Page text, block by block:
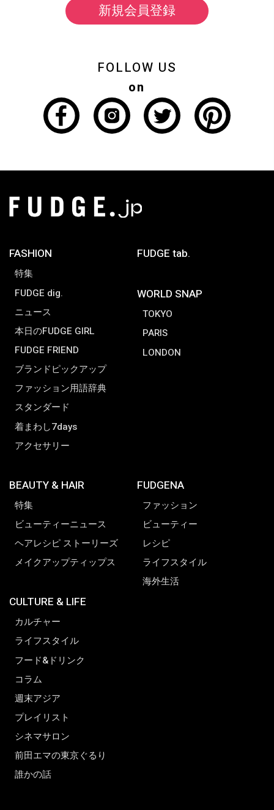
新規会員登録
FOLLOW US
on
FASHION
特集
FUDGE dig.
ニュース
本日のFUDGE GIRL
FUDGE FRIEND
ブランドピックアップ
ファッション用語辞典
スタンダード
着まわし7days
アクセサリー
FUDGE tab.
WORLD SNAP
TOKYO
PARIS
LONDON
BEAUTY & HAIR
特集
ビューティーニュース
ヘアレシピ ストーリーズ
メイクアップティップス
CULTURE & LIFE
カルチャー
ライフスタイル
フード&ドリンク
コラム
週末アジア
プレイリスト
シネマサロン
前田エマの東京ぐるり
誰かの話
FUDGENA
ファッション
ビューティー
レシピ
ライフスタイル
海外生活